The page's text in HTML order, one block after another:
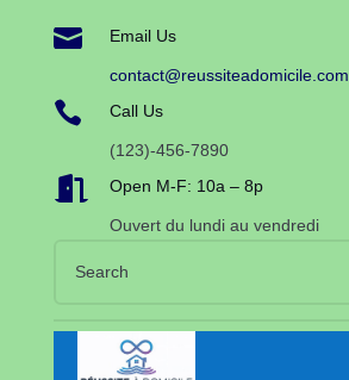
 Email Us
contact@reussiteadomicile.com
 Call Us
(123)-456-7890
 Open M-F: 10a – 8p
Ouvert du lundi au vendredi